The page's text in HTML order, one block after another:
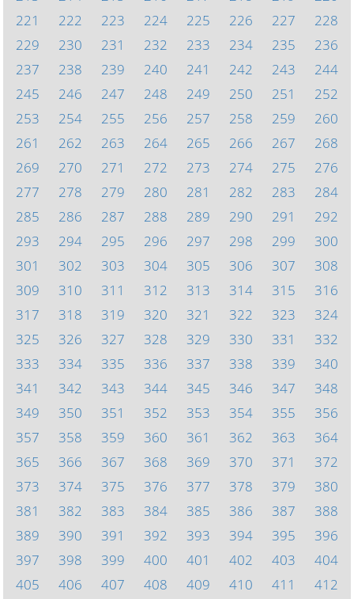
221
222 223 224 225 226 227
228
229
230 231 232 233 234 235
236
237
238 239 240 241 242 243
244
245
246 247 248 249 250 251
252
253
254 255 256 257 258 259
260
261
262 263 264 265 266 267
268
269
270 271 272 273 274 275
276
277
278 279 280 281 282 283
284
285
286 287 288 289 290 291
292
293
294 295 296 297 298 299
300
301
302 303 304 305 306 307
308
309
310 311 312 313 314 315
316
317
318 319 320 321 322 323
324
325
326 327 328 329 330 331
332
333
334 335 336 337 338 339
340
341
342 343 344 345 346 347
348
349
350 351 352 353 354 355
356
357
358 359 360 361 362 363
364
365
366 367 368 369 370 371
372
373
374 375 376 377 378 379
380
381
382 383 384 385 386 387
388
389
390 391 392 393 394 395
396
397
398 399 400 401 402 403
404
405
406 407 408 409 410 411
412